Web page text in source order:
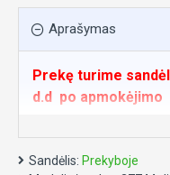
Aprašymas
Prekę turime
d.d po apmokėjimo
patvirtinimo.
Sandėlis: Prekyboje